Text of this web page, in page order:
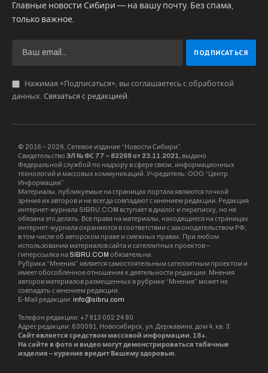
Главные новости Сибири — на вашу почту. Без спама,
только важное.
Нажимая «Подписаться», вы соглашаетесь с обработкой
данных. Связаться с редакцией
© 2016 – 2026, Сетевое издание “Новости Сибири”.
Свидетельство ЭЛ № ФС 77 – 82268 от 23.11.2021, выдано
Федеральной службой по надзору в сфере связи, информационных
технологий и массовых коммуникаций. Учредитель: ООО “Центр
Информации”
Материалы, публикуемые на страницах портала являются точкой
зрения их авторов и не всегда совпадают с мнением редакции. Редакция
интернет-журнала SIBRU.COM вступает в диалог и переписку, но не
обязана это делать. Все права на материалы, находящиеся на страницах
интернет-журнала охраняются в соответствии с законодательством РФ,
в том числе об авторском праве и смежных правах. При любом
использовании материалов сайта и сателлитных проектов –
гиперссылка на SIBRU.COM обязательна.
Рубрика “Мнения” является самостоятельным сателлитным проектом и
имеет обособленное отношение к деятельности редакции. Мнения
авторов материалов размещенных в рубрике “Мнения” может не
совпадать с мнением редакции.
E-Mail редакции: info@sibru.com
Телефон редакции: +7 913 002 24 80
Адрес редакции: 630091, Новосибирск, ул. Державина, дом 4, кв. 3
Сайт является средством массовой информации. 18+.
На сайте в фото и видео могут демонстрироваться табачные
изделия – курение вредит Вашему здоровью.